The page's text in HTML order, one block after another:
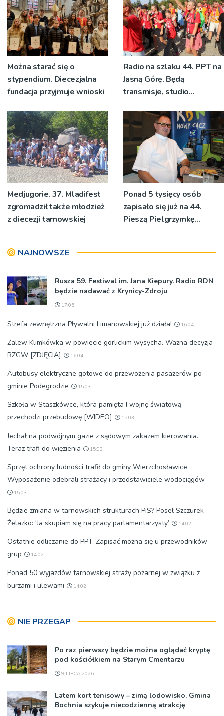
Można starać się o
stypendium. Diecezjalna
fundacja przyjmuje wnioski
Radio na szlaku 44. PPT na
Jasną Górę. Będą
transmisje, studio
pozdrowienia
Medjugorie. 37. Mladifest
zgromadził także młodzież
z diecezji tarnowskiej
Ponad 5 tysięcy osób
zapisało się już na 44.
Pieszą Pielgrzymkę
NAJNOWSZE
Rusza 59. Festiwal im. Jana Kiepury. Radio RDN
będzie nadawać z Krynicy-Zdroju
17:05
Strefa zewnętrzna Pływalni Limanowskiej już działa! 16:04
Zalew Klimkówka w powiecie gorlickim wysycha. Ważna decyzja
RZGW [ZDJĘCIA]
16:04
Autobusy elektryczne gotowe do przewożenia pasażerów po
gminie Podegrodzie
15:03
Szkoła w Staszkówce, która pamięta I wojnę światową
przechodzi przebudowę [WIDEO]
15:03
Jechał na podwójnym gazie z sądowym zakazem kierowania.
Teraz trafi do więzienia
15:03
Sprzęt ochrony ludności trafił do gminy Wierzchosławice.
Wyposażenie odebrali strażacy i przedstawiciele wodociągów
15:03
Będzie zmiana w tarnowskich strukturach PiS? Poseł Szczurek-
Żelazko: 'Ja skupiam się na pracy parlamentarzysty’
14:02
Ostatnie odliczanie do PPT. Zapisać można się u przewodników
grup
14:02
Ponad 50 wyjazdów tarnowskiej straży pożarnej w związku z
burzami i ulewami
14:02
NIE PRZEGAP
Po raz pierwszy będzie można oglądać kryptę
pod kościółkiem na Starym Cmentarzu
9 LIPCA 2026
Latem kort tenisowy – zimą lodowisko. Gmina
Bochnia szykuje niecodzienną atrakcję